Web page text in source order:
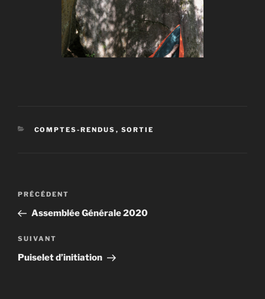
CATÉGORIES
COMPTES-RENDUS , SORTIE
Navigation
l’article
Article
précédent
PRÉCÉDENT
Assemblée Générale 2020
Article
suivant
SUIVANT
Puiselet d’initiation